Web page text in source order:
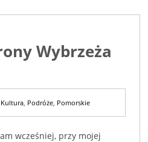
Wybrzeża
Kultura, Podróże, Pomorskie
wcześniej, przy mojej